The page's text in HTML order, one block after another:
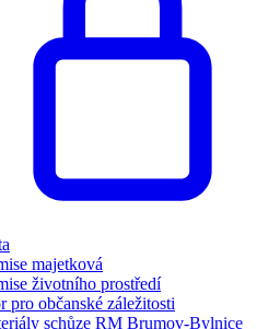
majetková
životního prostředí
pro občanské záležitosti
schůze RM Brumov-Bylnice